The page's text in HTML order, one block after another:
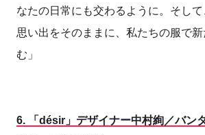
なたの日常にも交わるように。そし
思い出をそのままに、私たちの服で
む」
6.
「désir」デザイナー中村絢／バン